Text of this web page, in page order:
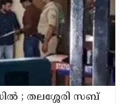
; തലശ്ശേരി സബ്